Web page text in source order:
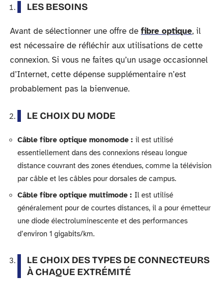
LES BESOINS
Avant de sélectionner une offre de fibre optique, il
est nécessaire de réfléchir aux utilisations de cette
connexion. Si vous ne faites qu’un usage occasionnel
d’Internet, cette dépense supplémentaire n’est
probablement pas la bienvenue.
LE CHOIX DU MODE
Câble fibre optique monomode : il est utilisé
essentiellement dans des connexions réseau longue
distance couvrant des zones étendues, comme la télévision
par câble et les câbles pour dorsales de campus.
Câble fibre optique multimode : Il est utilisé
généralement pour de courtes distances, il a pour émetteur
une diode électroluminescente et des performances
d’environ 1 gigabits/km.
LE CHOIX DES TYPES DE CONNECTEURS
À CHAQUE EXTRÉMITÉ